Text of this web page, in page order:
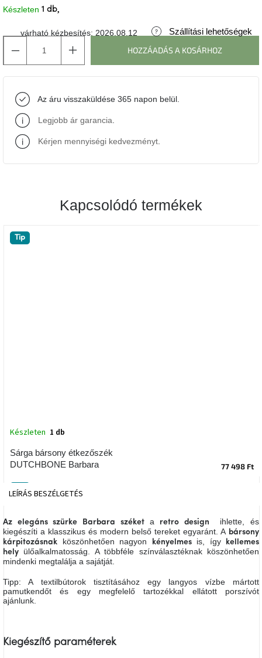
line
gyűjtemény
Ame
Yens
gyűjtemény
Bohém
Belső
tér
színekben
Tavasz
az
A
tűz
mellett
ülve
Színes
belső
Woodman
kedvezményesen
Készleten
várható kézbesítés: 2026.08.12 Szállítási lehetőségek
1 db
HOZZÁADÁS A KOSÁRHOZ
Az áru visszaküldése 365 napon belül.
Legjobb ár garancia
Kérjen mennyiségi kedvezményt
Kapcsolódó termékek
Tip
Sárga bársony étkezőszék
DUTCHBONE Barbara
Készleten 1 db
77 498 Ft
Tip
LEÍRÁS BESZÉLGETÉS
Az elegáns szürke Barbara széket a retro design
ihlette, és
kiegészíti a klasszikus és modern belső tereket egyaránt. A bársony
kárpitozásnak köszönhetően nagyon kényelmesis, így kellemes
hely ülőalkalmatosság. A többféle színválasztéknak köszönhetően
mindenki megtalálja a sajátját.
Tipp: A textilbútorok tisztításához egy langyos vízbe mártott
pamutkendőt és egy megfelelő tartozékkal ellátott porszívót
ajánlunk.
Kiegészítő paraméterek